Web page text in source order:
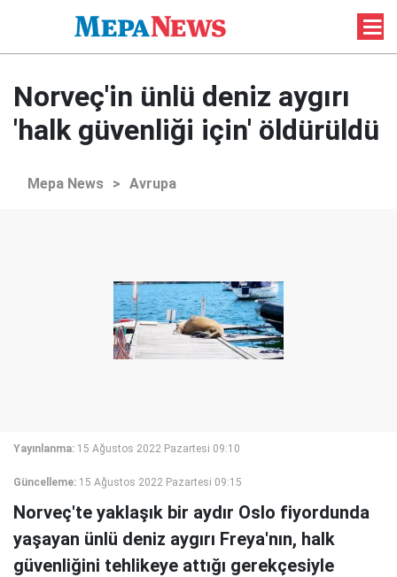
Norveç'in ünlü deniz aygırı
'halk güvenliği için' öldürüldü
Mepa News > Avrupa
Yayınlanma: 15 Ağustos 2022 Pazartesi 09:10
Güncelleme: 15 Ağustos 2022 Pazartesi 09:15
Norveç'te yaklaşık bir aydır Oslo fiyordunda
yaşayan ünlü deniz aygırı Freya'nın, halk
güvenliğini tehlikeye attığı gerekçesiyle